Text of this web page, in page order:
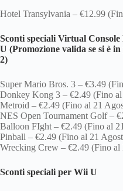
Hotel Transylvania – €12.99
Sconti speciali Virtual
U (Promozione valida se si è in
2)
Super Mario Bros. 3 – €3.49
Donkey Kong 3 – €2.49 (Fino
Metroid – €2.49 (Fino al 21
NES Open Tournament Golf –
Balloon FIght – €2.49 (Fino al
Pinball – €2.49 (Fino al 21
Wrecking Crew – €2.49 (Fino al
Sconti speciali per Wii U